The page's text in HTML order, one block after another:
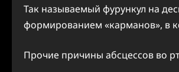
Так называемый фурункул на
формированием «карманов», в
Прочие причины абсцессов во